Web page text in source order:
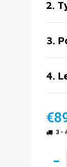
2.
3.
4.
3 -